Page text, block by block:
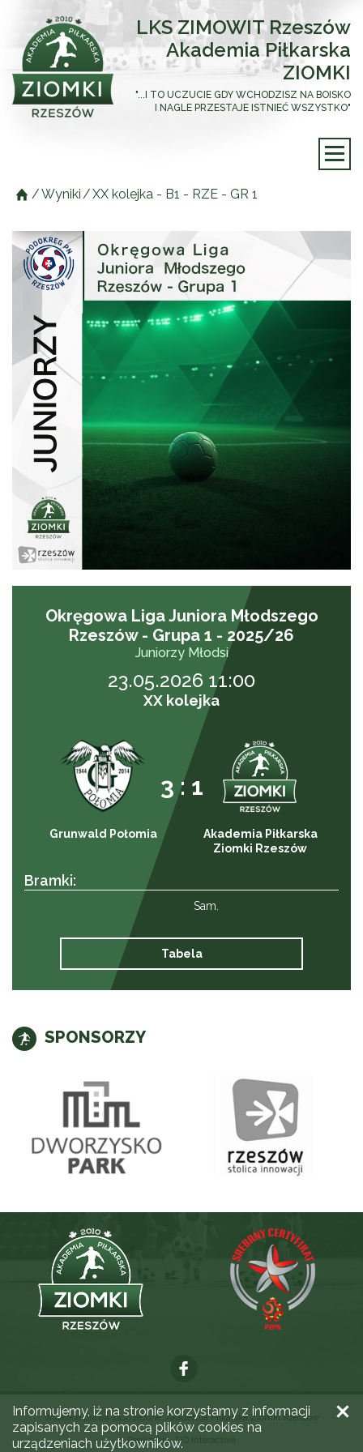
LKS ZIMOWIT Rzeszów
Akademia Piłkarska
ZIOMKI
"...I TO UCZUCIE GDY WCHODZISZ NA BOISKO
I NAGLE PRZESTAJE ISTNIEĆ WSZYSTKO"
/Wyniki /XX kolejka - B1 - RZE - GR 1
Okręgowa Liga Juniora Młodszego
Rzeszów - Grupa 1 - 2025/26
Juniorzy Młodsi
23.05.2026 11:00
XX kolejka
3 : 1
Grunwald Połomia
Akademia Piłkarska
Ziomki Rzeszów
Bramki:
Sam.
Tabela
SPONSORZY
Wszelkie prawa zastrzeżone. Akademia Piłkarska Ziomki Rzeszów
Realizacja:TiO Interactive
Informujemy, iż na stronie korzystamy z informacji
zapisanych za pomocą plików cookies na
urządzeniach użytkowników.